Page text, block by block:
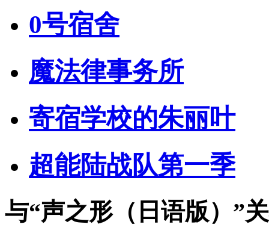
0号宿舍
魔法律事务所
寄宿学校的朱丽叶
超能陆战队第一季
与“声之形（日语版）”